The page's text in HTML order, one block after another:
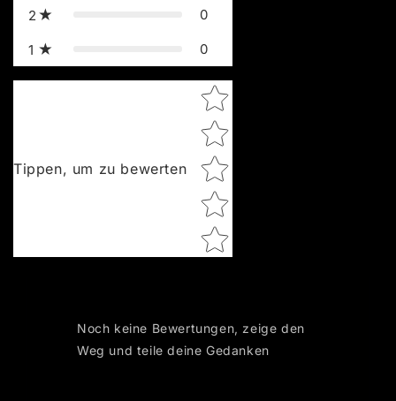
2 0
1 0
Tippen, um zu bewerten
Star rating
Noch keine Bewertungen, zeige den
Weg und teile deine Gedanken